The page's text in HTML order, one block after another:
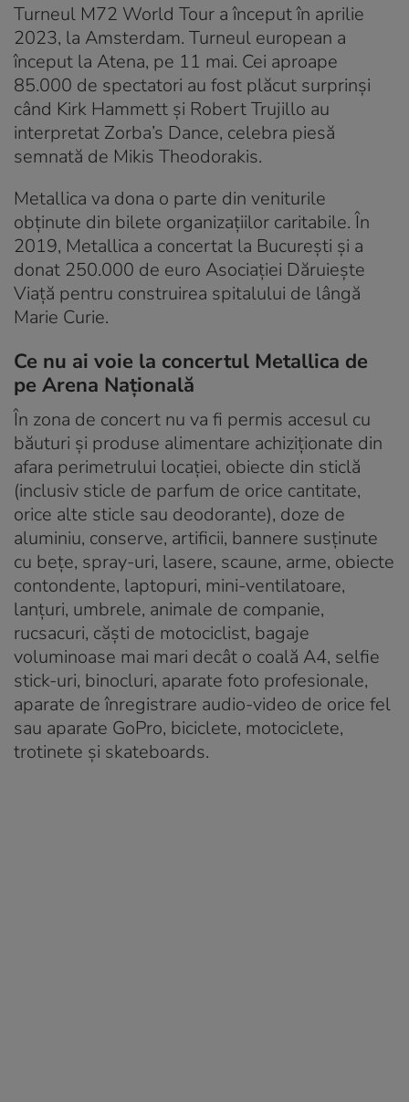
Turneul M72 World Tour a început în aprilie
2023, la Amsterdam. Turneul european a
început la Atena, pe 11 mai. Cei aproape
85.000 de spectatori au fost plăcut surprinşi
când Kirk Hammett şi Robert Trujillo au
interpretat Zorba’s Dance, celebra piesă
semnată de Mikis Theodorakis.
Metallica va dona o parte din veniturile
obţinute din bilete organizaţiilor caritabile. În
2019, Metallica a concertat la Bucureşti şi a
donat 250.000 de euro Asociaţiei Dăruieşte
Viaţă pentru construirea spitalului de lângă
Marie Curie.
Ce nu ai voie la concertul Metallica de
pe Arena Națională
În zona de concert nu va fi permis accesul cu
băuturi şi produse alimentare achiziţionate din
afara perimetrului locaţiei, obiecte din sticlă
(inclusiv sticle de parfum de orice cantitate,
orice alte sticle sau deodorante), doze de
aluminiu, conserve, artificii, bannere susţinute
cu beţe, spray-uri, lasere, scaune, arme, obiecte
contondente, laptopuri, mini-ventilatoare,
lanţuri, umbrele, animale de companie,
rucsacuri, căşti de motociclist, bagaje
voluminoase mai mari decât o coală A4, selfie
stick-uri, binocluri, aparate foto profesionale,
aparate de înregistrare audio-video de orice fel
sau aparate GoPro, biciclete, motociclete,
trotinete şi skateboards.